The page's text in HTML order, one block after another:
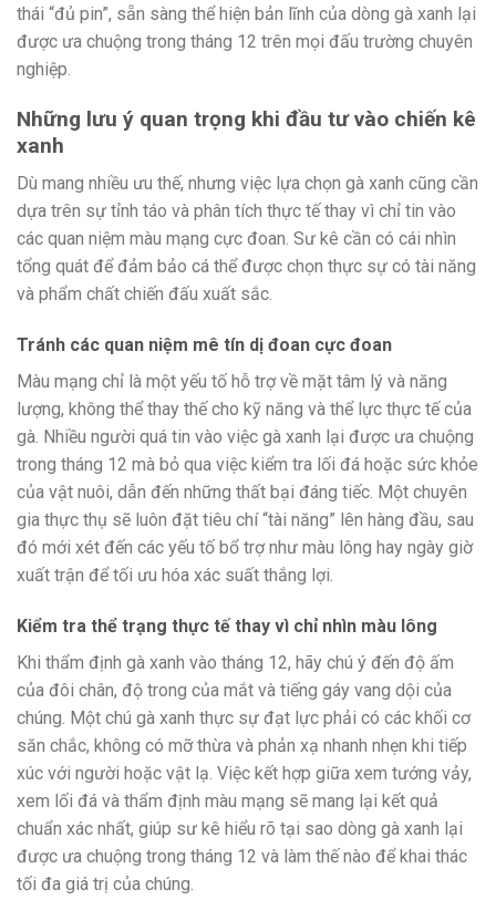
thái “đủ pin”, sẵn sàng thể hiện bản lĩnh của dòng gà xanh lại
được ưa chuộng trong tháng 12 trên mọi đấu trường chuyên
nghiệp.
Những lưu ý quan trọng khi đầu tư vào chiến kê
xanh
Dù mang nhiều ưu thế, nhưng việc lựa chọn gà xanh cũng cần
dựa trên sự tỉnh táo và phân tích thực tế thay vì chỉ tin vào
các quan niệm màu mạng cực đoan. Sư kê cần có cái nhìn
tổng quát để đảm bảo cá thể được chọn thực sự có tài năng
và phẩm chất chiến đấu xuất sắc.
Tránh các quan niệm mê tín dị đoan cực đoan
Màu mạng chỉ là một yếu tố hỗ trợ về mặt tâm lý và năng
lượng, không thể thay thế cho kỹ năng và thể lực thực tế của
gà. Nhiều người quá tin vào việc gà xanh lại được ưa chuộng
trong tháng 12 mà bỏ qua việc kiểm tra lối đá hoặc sức khỏe
của vật nuôi, dẫn đến những thất bại đáng tiếc. Một chuyên
gia thực thụ sẽ luôn đặt tiêu chí “tài năng” lên hàng đầu, sau
đó mới xét đến các yếu tố bổ trợ như màu lông hay ngày giờ
xuất trận để tối ưu hóa xác suất thắng lợi.
Kiểm tra thể trạng thực tế thay vì chỉ nhìn màu lông
Khi thẩm định gà xanh vào tháng 12, hãy chú ý đến độ ấm
của đôi chân, độ trong của mắt và tiếng gáy vang dội của
chúng. Một chú gà xanh thực sự đạt lực phải có các khối cơ
săn chắc, không có mỡ thừa và phản xạ nhanh nhẹn khi tiếp
xúc với người hoặc vật lạ. Việc kết hợp giữa xem tướng vảy,
xem lối đá và thẩm định màu mạng sẽ mang lại kết quả
chuẩn xác nhất, giúp sư kê hiểu rõ tại sao dòng gà xanh lại
được ưa chuộng trong tháng 12 và làm thế nào để khai thác
tối đa giá trị của chúng.